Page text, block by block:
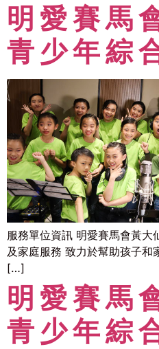
明愛賽馬
青少年綜
服務單位資訊 明愛賽馬會黃大
及家庭服務 致力於幫助孩子和
[…]
明愛賽馬
青少年綜